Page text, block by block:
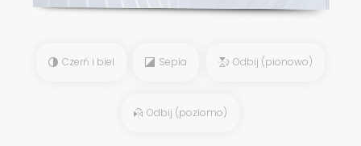
Czerń i biel Sepia Odbij (pionowo)
Odbij (poziomo)